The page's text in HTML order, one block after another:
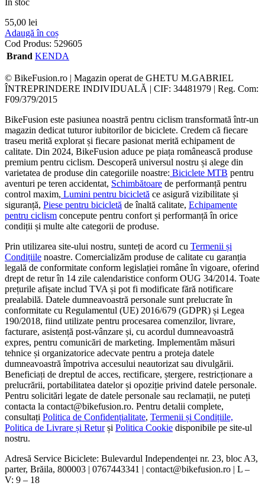
In stoc
55,00 lei
Adaugă în coș
Cod Produs: 529605
Brand KENDA
© BikeFusion.ro | Magazin operat de GHETU M.GABRIEL
ÎNTREPRINDERE INDIVIDUALĂ | CIF: 34481979 | Reg. Com:
F09/379/2015
BikeFusion este pasiunea noastră pentru ciclism transformată într-un
magazin dedicat tuturor iubitorilor de biciclete. Credem că fiecare
traseu merită explorat și fiecare pasionat merită echipament de
calitate. Din 2024, BikeFusion aduce pe piața românească produse
premium pentru ciclism. Descoperă universul nostru și alege din
varietatea de produse din categoriile noastre: Biciclete MTB pentru
aventuri pe teren accidentat, Schimbătoare de performanță pentru
control maxim, Lumini pentru bicicletă ce asigură vizibilitate și
siguranță, Piese pentru bicicletă de înaltă calitate, Echipamente
pentru ciclism concepute pentru confort și performanță în orice
condiții și multe alte categorii de produse.
Prin utilizarea site-ului nostru, sunteți de acord cu Termenii și
Condițiile noastre. Comercializăm produse de calitate cu garanția
legală de conformitate conform legislației române în vigoare, oferind
drept de retur în 14 zile calendaristice conform OUG 34/2014. Toate
prețurile afișate includ TVA și pot fi modificate fără notificare
prealabilă. Datele dumneavoastră personale sunt prelucrate în
conformitate cu Regulamentul (UE) 2016/679 (GDPR) și Legea
190/2018, fiind utilizate pentru procesarea comenzilor, livrare,
facturare, asistență post-vânzare și, cu acordul dumneavoastră
expres, pentru comunicări de marketing. Implementăm măsuri
tehnice și organizatorice adecvate pentru a proteja datele
dumneavoastră împotriva accesului neautorizat sau divulgării.
Beneficiați de dreptul de acces, rectificare, ștergere, restricționare a
prelucrării, portabilitatea datelor și opoziție privind datele personale.
Pentru solicitări legate de datele personale sau reclamații, ne puteți
contacta la contact@bikefusion.ro. Pentru detalii complete,
consultați Politica de Confidențialitate, Termenii și Condițiile,
Politica de Livrare și Returși Politica Cookie disponibile pe site-ul
nostru.
Adresă Service Biciclete: Bulevardul Independenței nr. 23, bloc A3,
parter, Brăila, 800003 | 0767443341 | contact@bikefusion.ro | L –
V: 9 – 18